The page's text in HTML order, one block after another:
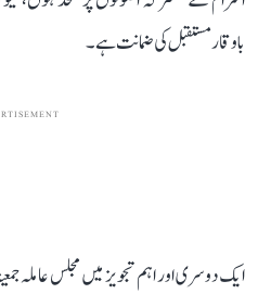
باوقار مستقبل کی ضمانت ہے۔
ایک دوسری اور اہم تجویز میں مجلس عاملہ